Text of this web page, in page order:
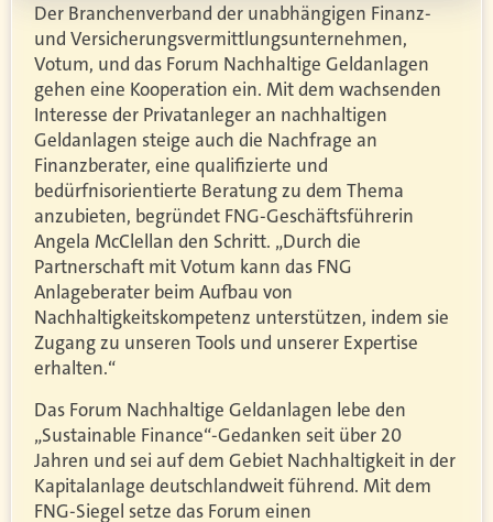
Der Branchenverband der unabhängigen Finanz-
und Versicherungsvermittlungsunternehmen,
Votum, und das Forum Nachhaltige Geldanlagen
gehen eine Kooperation ein. Mit dem wachsenden
Interesse der Privatanleger an nachhaltigen
Geldanlagen steige auch die Nachfrage an
Finanzberater, eine qualifizierte und
bedürfnisorientierte Beratung zu dem Thema
anzubieten, begründet FNG-Geschäftsführerin
Angela McClellan den Schritt. „Durch die
Partnerschaft mit Votum kann das FNG
Anlageberater beim Aufbau von
Nachhaltigkeitskompetenz unterstützen, indem sie
Zugang zu unseren Tools und unserer Expertise
erhalten.“
Das Forum Nachhaltige Geldanlagen lebe den
„Sustainable Finance“-Gedanken seit über 20
Jahren und sei auf dem Gebiet Nachhaltigkeit in der
Kapitalanlage deutschlandweit führend. Mit dem
FNG-Siegel setze das Forum einen